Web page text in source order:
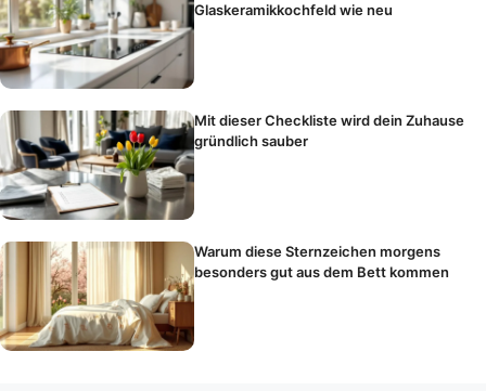
Glaskeramikkochfeld wie neu
Mit dieser Checkliste wird dein Zuhause
gründlich sauber
Warum diese Sternzeichen morgens
besonders gut aus dem Bett kommen